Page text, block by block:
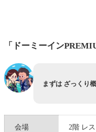
「ドーミーイン
まずは ざっくり
会場 2階 レ